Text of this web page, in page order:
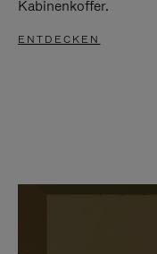
Kabinenkoffer.
ENTDECKEN